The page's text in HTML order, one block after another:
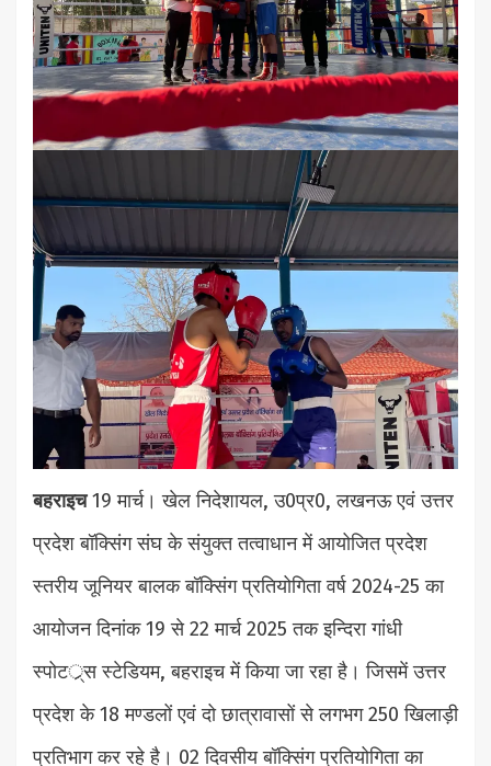
बहराइच19 मार्च। खेल निदेशायल, उ0प्र0, लखनऊ एवं उत्तर
प्रदेश बॉक्सिंग संघ के संयुक्त तत्वाधान में आयोजित प्रदेश
स्तरीय जूनियर बालक बॉक्सिंग प्रतियोगिता वर्ष 2024-25 का
आयोजन दिनांक 19 से 22 मार्च 2025 तक इन्दिरा गांधी
स्पोटर््स स्टेडियम, बहराइच में किया जा रहा है। जिसमें उत्तर
प्रदेश के 18 मण्डलों एवं दो छात्रावासों से लगभग 250 खिलाड़ी
प्रतिभाग कर रहे है। 02 दिवसीय बॉक्सिंग प्रतियोगिता का